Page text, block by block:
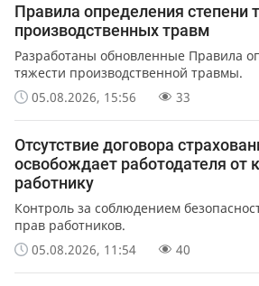
Правила определения степени
производственных травм
Разработаны обновленные Правила
тяжести производственной травмы.
05.08.2026, 15:56
33
Отсутствие договора
освобождает работодателя от
работнику
Контроль за соблюдением
прав работников.
05.08.2026, 11:54
40